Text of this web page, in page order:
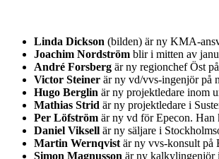
Linda Dickson (bilden) är ny KMA-
Joachim Nordström blir i mitten av
André Forsberg är ny regionchef Öst
Victor Steiner är ny vd/vvs-ingenjör på
Hugo Berglin är ny projektledare inom
Mathias Strid är ny projektledare i
Per Löfström är ny vd för Epecon.
Daniel Viksell är ny säljare i
Martin Wernqvist är ny vvs-konsult på
Simon Magnusson är ny kalkylingenjör